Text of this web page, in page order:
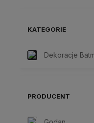
KATEGORIE
Dekoracje
PRODUCENT